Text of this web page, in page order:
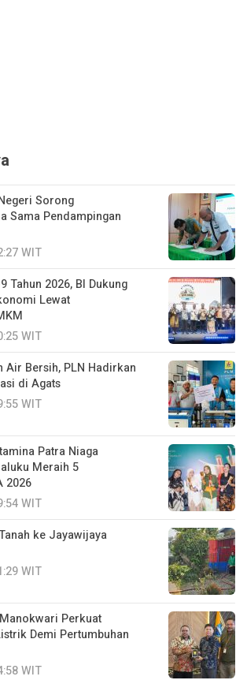
Sorong
Sama Pendampingan
WIT
Tahun 2026, BI Dukung
Lewat
WIT
Air Bersih, PLN Hadirkan
di Agats
WIT
Patra Niaga
Meraih 5
2026
WIT
ke Jayawijaya
WIT
Perkuat
Demi Pertumbuhan
WIT